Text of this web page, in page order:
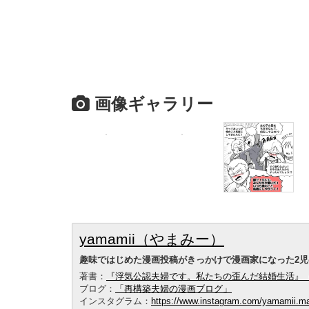
画像ギャラリー
yamamii（やまみー）
趣味ではじめた漫画投稿がきっかけで漫画家になった2
著書：
『浮気公認夫婦です。私たちの歪んだ結婚生活』
ブログ：
「再構築夫婦の漫画ブログ」
インスタグラム： https://www.instagram.com/